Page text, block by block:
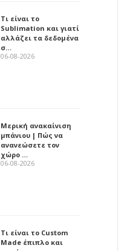
Τι είναι το
Sublimation και γιατί
αλλάζει τα δεδομένα
σ…
06-08-2026
Μερική ανακαίνιση
μπάνιου | Πώς να
ανανεώσετε τον
χώρο …
06-08-2026
Τι είναι το Custom
Made έπιπλο και